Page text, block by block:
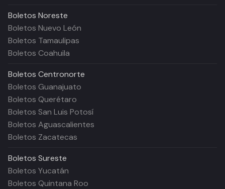
Boletos Noreste
Boletos Nuevo León
Boletos Tamaulipas
Boletos Coahuila
Boletos Centronorte
Boletos Guanajuato
Boletos Querétaro
Boletos San Luis Potosí
Boletos Aguascalientes
Boletos Zacatecas
Boletos Sureste
Boletos Yucatán
Boletos Quintana Roo